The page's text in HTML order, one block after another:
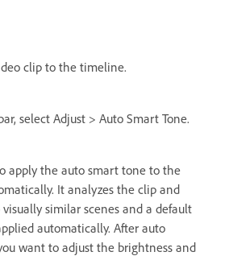
clip to the timeline.
select Adjust > Auto Smart Tone.
apply the auto smart tone to the
It analyzes the clip and
similar scenes and a default
automatically. After auto
want to adjust the brightness and